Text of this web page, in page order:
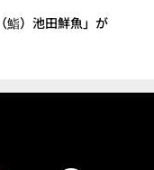
鮨）池田鮮魚」が